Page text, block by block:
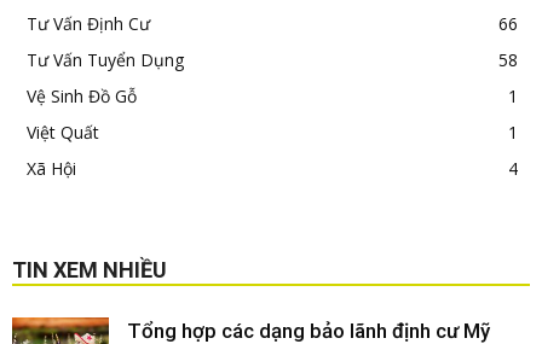
Tư Vấn Định Cư
66
Tư Vấn Tuyển Dụng
58
Vệ Sinh Đồ Gỗ
1
Việt Quất
1
Xã Hội
4
TIN XEM NHIỀU
Tổng hợp các dạng bảo lãnh định cư Mỹ